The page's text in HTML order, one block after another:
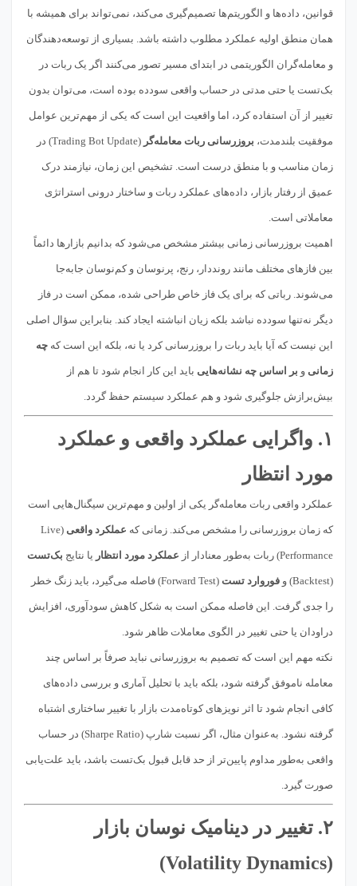
قوانین، داده‌ها و الگوریتم‌ها تصمیم‌گیری می‌کند، نمی‌تواند برای همیشه با
همان منطق اولیه عملکرد مطلوب داشته باشد. بسیاری از توسعه‌دهندگان
و معامله‌گران الگوریتمی در ابتدای مسیر تصور می‌کنند اگر یک ربات در
بک‌تست یا حتی مدتی در حساب واقعی سودده بوده است، می‌توان بدون
تغییر از آن استفاده کرد، اما واقعیت این است که یکی از مهم‌ترین عوامل
موفقیت بلندمدت، بروزرسانی ربات معامله‌گر (Trading Bot Update) در
زمان مناسب و با منطق درست است. تشخیص این زمان، نیازمند درک
عمیق از رفتار بازار، داده‌های عملکرد ربات و ساختار درونی استراتژی
معاملاتی است.
اهمیت بروزرسانی زمانی بیشتر مشخص می‌شود که بدانیم بازارها دائماً
بین فازهای مختلف مانند رونددار، رنج، پرنوسان و کم‌نوسان جابه‌جا
می‌شوند. رباتی که برای یک فاز خاص طراحی شده، ممکن است در فاز
دیگر نه‌تنها سودده نباشد بلکه زیان انباشته ایجاد کند. بنابراین سؤال اصلی
این نیست که آیا باید ربات را بروزرسانی کرد یا نه، بلکه این است که چه
زمانی و بر اساس چه نشانه‌هایی باید این کار انجام شود تا هم از
بیش‌برازش جلوگیری شود و هم عملکرد سیستم حفظ گردد.
۱. واگرایی عملکرد واقعی و عملکرد
مورد انتظار
عملکرد واقعی ربات معامله‌گر یکی از اولین و مهم‌ترین سیگنال‌هایی است
که زمان بروزرسانی را مشخص می‌کند. زمانی که عملکرد واقعی (Live
Performance) ربات به‌طور معنادار از عملکرد مورد انتظار یا نتایج بک‌تست
(Backtest) و فوروارد تست (Forward Test) فاصله می‌گیرد، باید زنگ خطر
را جدی گرفت. این فاصله ممکن است به شکل کاهش سودآوری، افزایش
دراودان یا حتی تغییر در الگوی معاملات ظاهر شود.
نکته مهم این است که تصمیم به بروزرسانی نباید صرفاً بر اساس چند
معامله ناموفق گرفته شود، بلکه باید با تحلیل آماری و بررسی داده‌های
کافی انجام شود تا اثر نویزهای کوتاه‌مدت بازار با تغییر ساختاری اشتباه
گرفته نشود. به‌عنوان مثال، اگر نسبت شارپ (Sharpe Ratio) در حساب
واقعی به‌طور مداوم پایین‌تر از حد قابل قبول بک‌تست باشد، باید علت‌یابی
صورت گیرد.
۲. تغییر در دینامیک نوسان بازار
(Volatility Dynamics)